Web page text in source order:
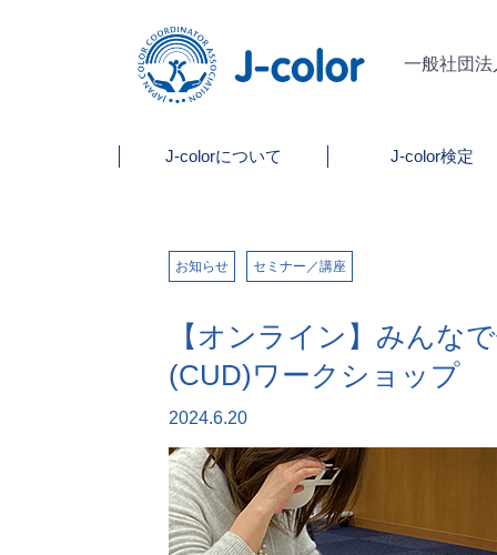
一般社団
J-colorについて J-color検定
お知らせ セミナー／講座
【オンライン】みんな
(CUD)ワークショップ
2024.6.20